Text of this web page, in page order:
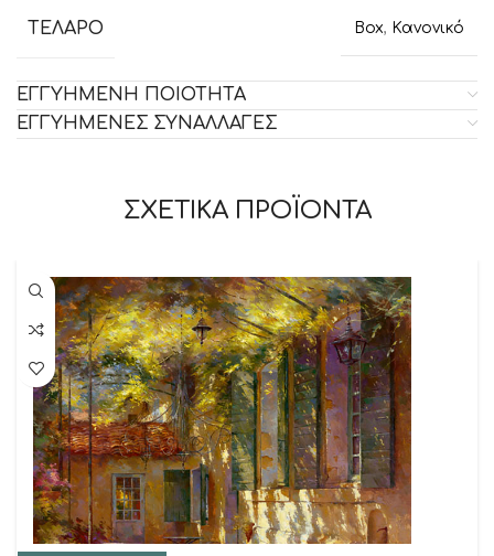
ΤΕΛΑΡΟ Box, Κανονικό
ΕΓΓΥΗΜΕΝΗ ΠΟΙΟΤΗΤΑ
ΕΓΓΥΗΜΕΝΕΣ ΣΥΝΑΛΛΑΓΕΣ
ΣΧΕΤΙΚΑ ΠΡΟΪΟΝΤΑ